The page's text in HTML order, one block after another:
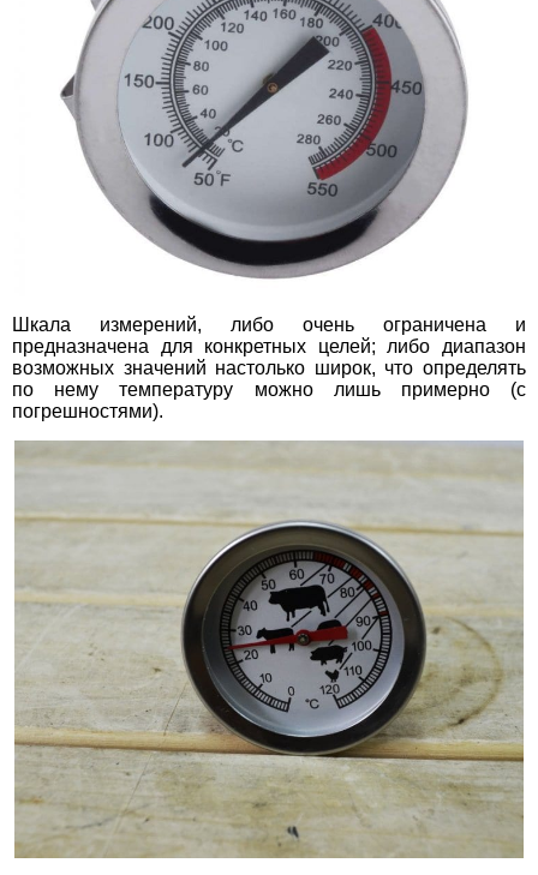
Шкала измерений, либо очень ограничена и
предназначена для конкретных целей; либо диапазон
возможных значений настолько широк, что определять
по нему температуру можно лишь примерно (с
погрешностями).